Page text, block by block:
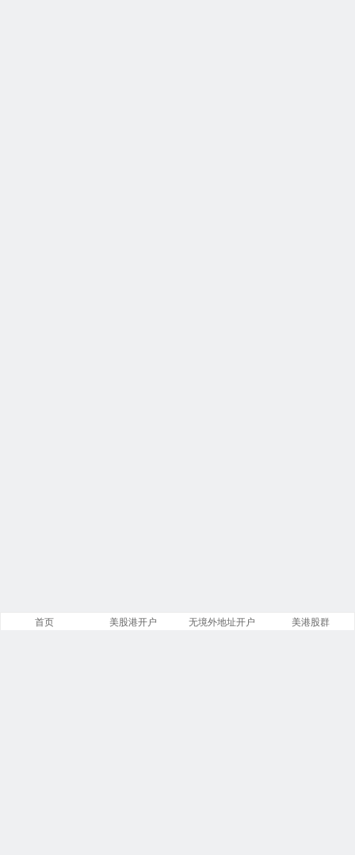
首页 美股港开户 无境外地址开户 美港股群